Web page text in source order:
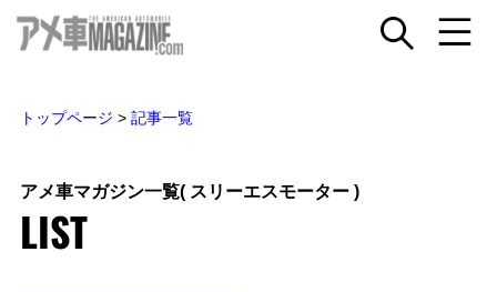
トップページ > 記事一覧
アメ車マガジン一覧( スリーエスモーター )
LIST